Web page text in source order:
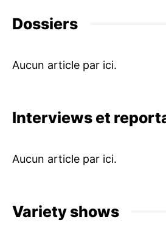
Dossiers
Interviews et
Variety shows